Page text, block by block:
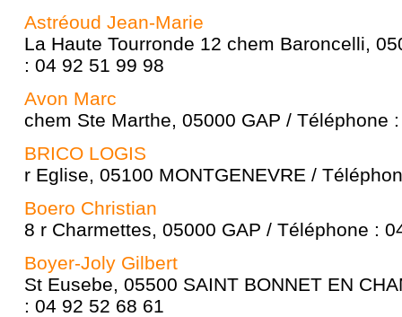
Astréoud Jean-Marie
La Haute Tourronde 12 chem Baroncelli,
: 04 92 51 99 98
Avon Marc
chem Ste Marthe, 05000 GAP / Téléphone
BRICO LOGIS
r Eglise, 05100 MONTGENEVRE /
Boero Christian
8 r Charmettes, 05000 GAP / Téléphone :
Boyer-Joly Gilbert
St Eusebe, 05500 SAINT BONNET EN
: 04 92 52 68 61